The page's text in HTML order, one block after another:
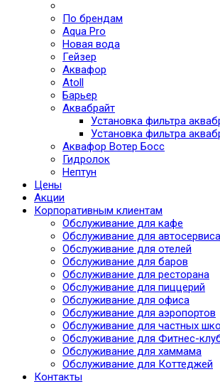
По брендам
Aqua Pro
Новая вода
Гейзер
Аквафор
Atoll
Барьер
Аквабрайт
Установка фильтра
Установка фильтра
Аквафор Вотер Босс
Гидролок
Нептун
Цены
Акции
Корпоративным клиентам
Обслуживание для кафе
Обслуживание для автосервиса
Обслуживание для отелей
Обслуживание для баров
Обслуживание для ресторана
Обслуживание для пиццерий
Обслуживание для офиса
Обслуживание для аэропортов
Обслуживание для частных
Обслуживание для Фитнес-
Обслуживание для хаммама
Обслуживание для Коттеджей
Контакты